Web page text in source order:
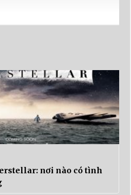
nơi nào có tình